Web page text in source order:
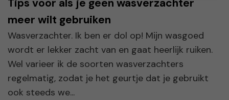
Tips voor als je geen wasverzachter
meer wilt gebruiken
Wasverzachter. Ik ben er dol op! Mijn wasgoed
wordt er lekker zacht van en gaat heerlijk ruiken.
Wel varieer ik de soorten wasverzachters
regelmatig, zodat je het geurtje dat je gebruikt
ook steeds we...